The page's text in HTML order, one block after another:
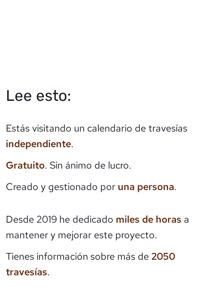
Lee esto:
Estás visitando un calendario de travesías
independiente.
Gratuito. Sin ánimo de lucro.
Creado y gestionado por una persona.
Desde 2019 he dedicado miles de horas a
mantener y mejorar este proyecto.
Tienes información sobre más de 2050
travesías.